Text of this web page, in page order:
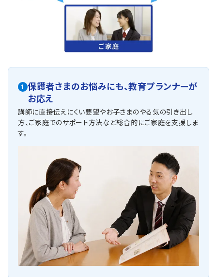
1 保護者さまのお悩みにも、教育プランナーが
お応え
講師に直接伝えにくい要望やお子さまのやる気の引き出し
方、ご家庭でのサポート方法など総合的にご家庭を支援しま
す。